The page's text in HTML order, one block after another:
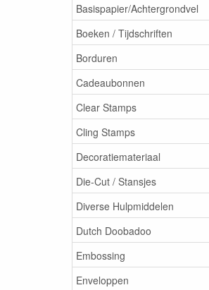
Basispapier/Achtergrondvel
Boeken / Tijdschriften
Borduren
Cadeaubonnen
Clear Stamps
Cling Stamps
Decoratiemateriaal
Die-Cut / Stansjes
Diverse Hulpmiddelen
Dutch Doobadoo
Embossing
Enveloppen